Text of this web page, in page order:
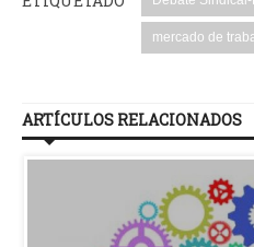
mercado de
ARTÍCULOS RELACIONADOS